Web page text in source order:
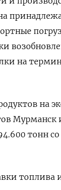
на
на
Мурманск
тонн со
топлива